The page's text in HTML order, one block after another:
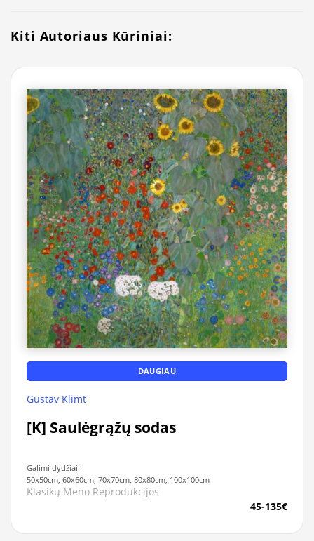
Kiti Autoriaus Kūriniai:
DAUGIAU
Gustav Klimt
[K] Saulėgrąžų sodas
Galimi dydžiai:
50x50cm, 60x60cm, 70x70cm, 80x80cm, 100x100cm
Klasikų Meno Reprodukcijos
45-135€